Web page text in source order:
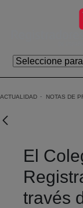
Saltar al contenido
ACTUALIDAD NOTAS DE
El
través